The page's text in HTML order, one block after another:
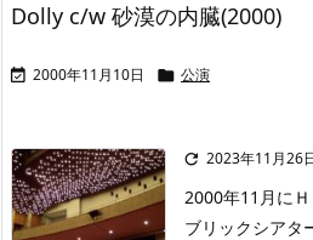
Dolly c/w 砂漠の内臓(2000)
 2000年11月10日  公演
 2023年11月26
2000年11月に
ブリックシアタ